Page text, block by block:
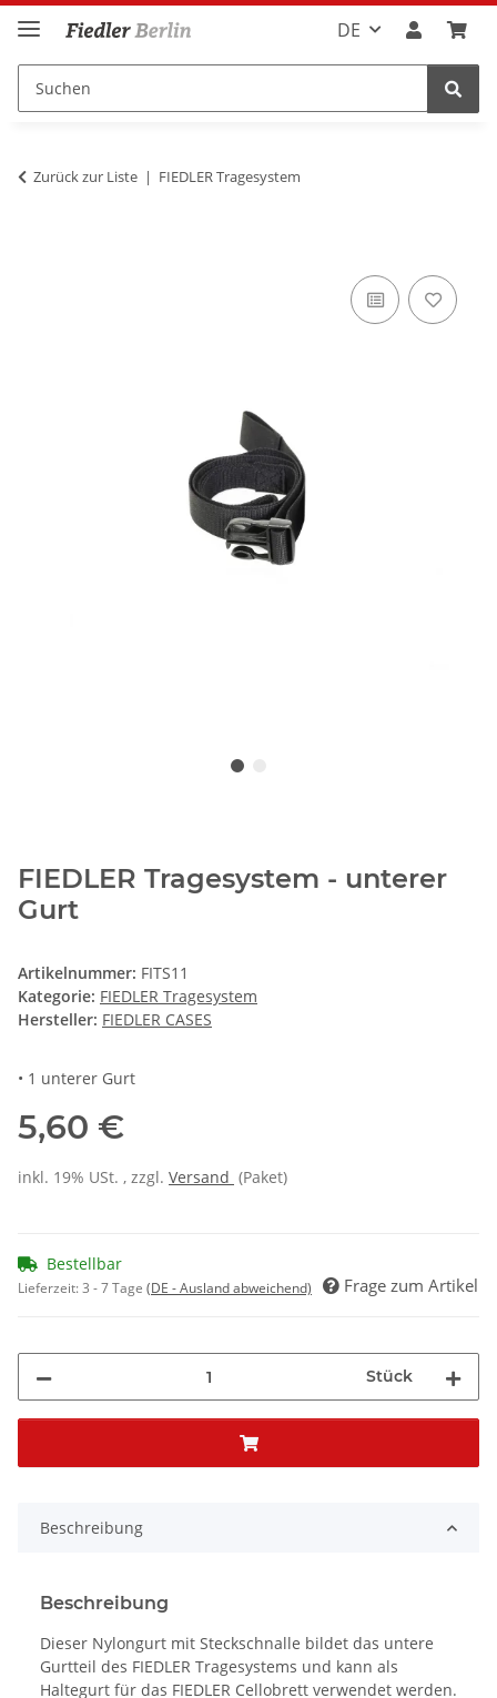
DE
Zurück zur Liste FIEDLER Tragesystem
FIEDLER Tragesystem - unterer
Gurt
Artikelnummer: FITS11
Kategorie: FIEDLER Tragesystem
Hersteller: FIEDLER CASES
• 1 unterer Gurt
5,60 €
inkl. 19% USt. , zzgl. Versand (Paket)
Bestellbar
Lieferzeit:3 - 7 Tage (DE - Ausland abweichend) Frage zum Artikel
Stück
Beschreibung
Beschreibung
Dieser Nylongurt mit Steckschnalle bildet das untere
Gurtteil des FIEDLER Tragesystems und kann als
Haltegurt für das FIEDLER Cellobrett verwendet werden.